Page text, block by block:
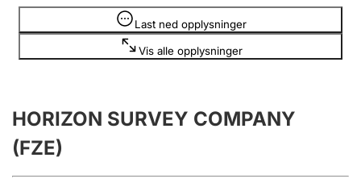
Registrere, endre, slette
Årsregnskap
Innsending og forsinkelsesgebyr
Last ned opplysninger
Vis alle opplysninger
Opplysninger er skjult
HORIZON SURVEY COMPANY
(FZE)